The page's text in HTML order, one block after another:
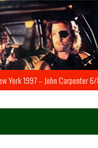
1997 – John Carpenter 6/8